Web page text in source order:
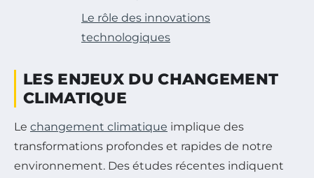
Le rôle des innovations
technologiques
LES ENJEUX DU CHANGEMENT
CLIMATIQUE
Le changement climatique implique des
transformations profondes et rapides de notre
environnement. Des études récentes indiquent